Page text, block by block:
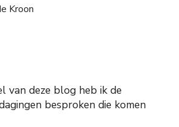
Kroon
van deze blog heb ik de
besproken die komen